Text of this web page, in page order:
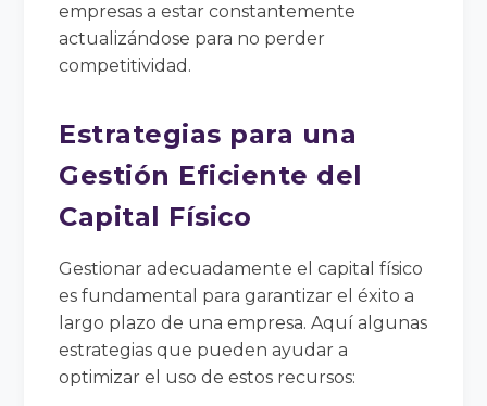
empresas a estar constantemente
actualizándose para no perder
competitividad.
Estrategias para una
Gestión Eficiente del
Capital Físico
Gestionar adecuadamente el capital físico
es fundamental para garantizar el éxito a
largo plazo de una empresa. Aquí algunas
estrategias que pueden ayudar a
optimizar el uso de estos recursos: